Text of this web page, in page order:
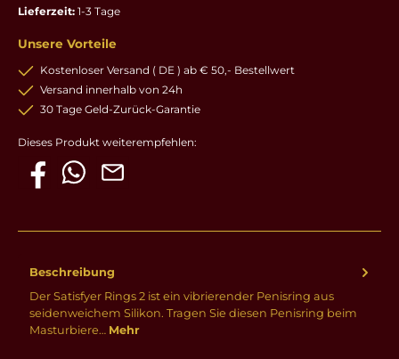
Lieferzeit: 1-3 Tage
Unsere Vorteile
Kostenloser Versand ( DE ) ab € 50,- Bestellwert
Versand innerhalb von 24h
30 Tage Geld-Zurück-Garantie
Dieses Produkt weiterempfehlen:
Beschreibung
Der Satisfyer Rings 2 ist ein vibrierender Penisring aus
seidenweichem Silikon. Tragen Sie diesen Penisring beim
Masturbiere… Mehr